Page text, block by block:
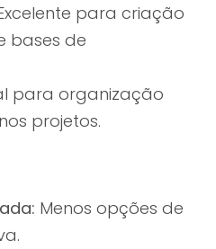
para criação
bases de
para organização
projetos.
Menos opções de